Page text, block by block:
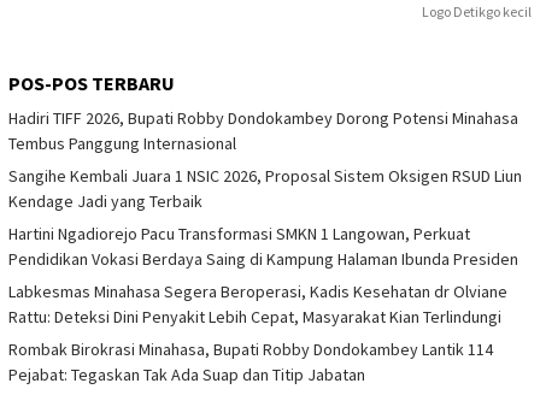
Logo Detikgo kecil
POS-POS TERBARU
Hadiri TIFF 2026, Bupati Robby Dondokambey Dorong Potensi Minahasa
Tembus Panggung Internasional
Sangihe Kembali Juara 1 NSIC 2026, Proposal Sistem Oksigen RSUD Liun
Kendage Jadi yang Terbaik
Hartini Ngadiorejo Pacu Transformasi SMKN 1 Langowan, Perkuat
Pendidikan Vokasi Berdaya Saing di Kampung Halaman Ibunda Presiden
Labkesmas Minahasa Segera Beroperasi, Kadis Kesehatan dr Olviane
Rattu: Deteksi Dini Penyakit Lebih Cepat, Masyarakat Kian Terlindungi
Rombak Birokrasi Minahasa, Bupati Robby Dondokambey Lantik 114
Pejabat: Tegaskan Tak Ada Suap dan Titip Jabatan